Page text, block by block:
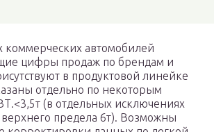
коммерческих автомобилей
цифры продаж по брендам и
в продуктовой линейке
отдельно по некоторым
(в отдельных исключениях
верхнего предела 6т). Возможны